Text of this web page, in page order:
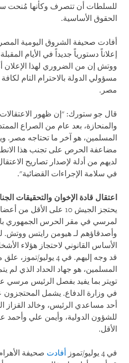
للسلطات أن تتصرف وكأنها مُنحت
الحقوق الأساسية.
أفادت صحيفة الشروق اليومية
إعلاناً دستورياً جديداً في الأيام
ووتش إن من الضروري لهذا الإعلان
مسؤولي الدولة بالاحترام التام
مصر.
قال جو ستورك: "إن ظهور الاعتقالات
والمنحازة، بعد عام من الصراع
المسلمين، هو آخر ما تحتاجه مصر.
مضاعفة الحرص على تجنب هذا
لديهم من أدلة لإصدار تصاريح
في سلامة الإجراءات القضائية".
اعتقال قادة الإخوان والتحقيقات
يحتجز الجيش 10 على الأقل
لمرسي في مقر الحرس الجمهوري
وأصدقاؤهم لـ هيومن رايتس
الأساس القانوني لاحتجاز هؤلاء
قد وجه إليهم. في 4
المسلمين، هو جهاد الحداد الذي لم
تويتر بما يفيد بفصل الرئيس مرسي
في وزارة الدفاع. يشمل المحتجزون
أحد مساعدي الرئيس، وخالد القزاز
للشؤون الدولية، وأيمن علي وأحمد
الأقل.
في 4 يوليو/تموز أفادت صحيفة